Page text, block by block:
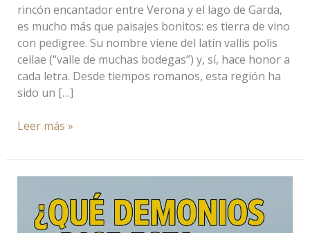
rincón encantador entre Verona y el lago de Garda,
es mucho más que paisajes bonitos: es tierra de vino
con pedigree. Su nombre viene del latín vallis polis
cellae (“valle de muchas bodegas”) y, sí, hace honor a
cada letra. Desde tiempos romanos, esta región ha
sido un […]
Leer más »
demonios
dice